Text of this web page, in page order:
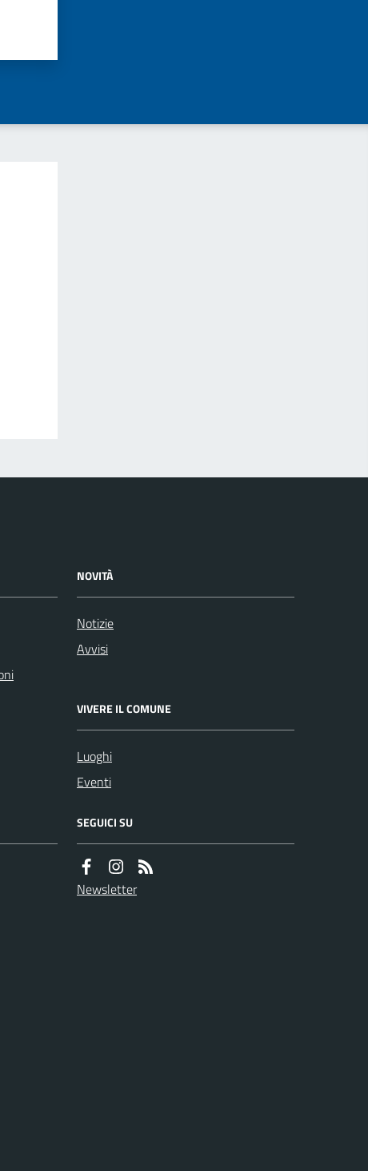
NOVITÀ
Notizie
Avvisi
VIVERE IL COMUNE
Luoghi
Eventi
SEGUICI SU
Newsletter